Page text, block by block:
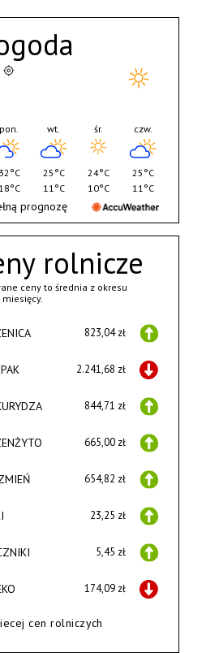
rolnicze
ceny to średnia z okresu
823,04 zł
2.241,68 zł
844,71 zł
665,00 zł
654,82 zł
23,25 zł
5,45 zł
174,09 zł
cen rolniczych
pon.
32°C
18°C
wt.
25°C
11°C
śr.
24°C
10°C
czw.
25°C
11°C
prognozę